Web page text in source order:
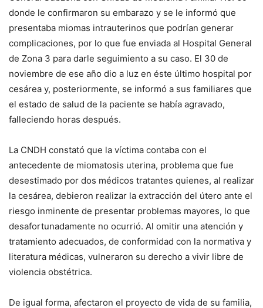
donde le confirmaron su embarazo y se le informó que
presentaba miomas intrauterinos que podrían generar
complicaciones, por lo que fue enviada al Hospital General
de Zona 3 para darle seguimiento a su caso. El 30 de
noviembre de ese año dio a luz en éste último hospital por
cesárea y, posteriormente, se informó a sus familiares que
el estado de salud de la paciente se había agravado,
falleciendo horas después.
La CNDH constató que la víctima contaba con el
antecedente de miomatosis uterina, problema que fue
desestimado por dos médicos tratantes quienes, al realizar
la cesárea, debieron realizar la extracción del útero ante el
riesgo inminente de presentar problemas mayores, lo que
desafortunadamente no ocurrió. Al omitir una atención y
tratamiento adecuados, de conformidad con la normativa y
literatura médicas, vulneraron su derecho a vivir libre de
violencia obstétrica.
De igual forma, afectaron el proyecto de vida de su familia,